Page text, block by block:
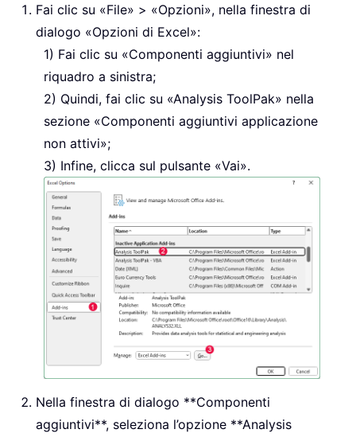
Fai clic su «File» > «Opzioni», nella finestra di
dialogo «Opzioni di Excel»:
Fai clic su «Componenti aggiuntivi» nel
riquadro a sinistra;
Quindi, fai clic su «Analysis ToolPak» nella
sezione «Componenti aggiuntivi applicazione
non attivi»;
Infine, clicca sul pulsante «Vai».
Nella finestra di dialogo **Componenti
aggiuntivi**, seleziona l’opzione **Analysis